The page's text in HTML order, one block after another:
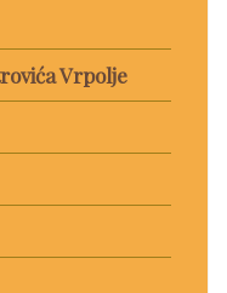
Vrpolje